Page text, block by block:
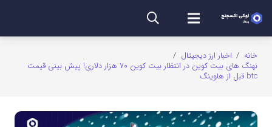
خانه / اخبار ارز دیجیتال /
نهنگ های بیت کوین در انتظار بیت کوین ۷۰ هزار دلاری! پیش بینی قیمت
btc قبل از هاوینگ